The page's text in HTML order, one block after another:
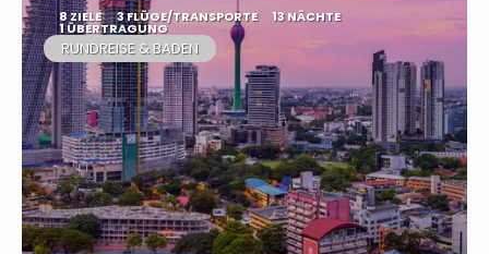
8 ZIELE 3 FLÜGE/TRANSPORTE 13 NÄCHTE
1 ÜBERTRAGUNG
RUNDREISE & BADEN